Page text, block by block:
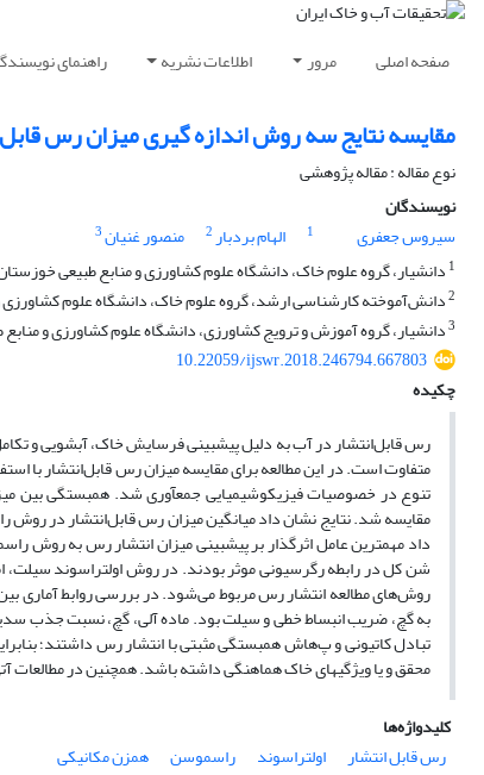
صفحه اصلی مرور اطلاعات نشریه راهنمای
مقایسه نتایج سه روش اندازه گیری میزان رس
نوع مقاله : مقاله پژوهشی
نویسندگان
سیروس جعفری
1 الهام بردبار2 منصور غنیان3
1 دانشیار، گروه علوم خاک، دانشگاه علوم کشاورزی و منابع طبیعی
2دانش‌آموخته کارشناسی ارشد، گروه علوم خاک، دانشگاه علوم کشاورزی و
3دانشیار، گروه آموزش و ترویج کشاورزی، دانشگاه علوم کشاورزی و منابع
10.22059/ijswr.2018.246794.667803
چکیده
رس قابل‌انتشار در آب به دلیل پیش­بینی فرسایش خاک، آبشویی و
متفاوت است. در این مطالعه برای مقایسه میزان رس قابل‌انتشار با
تنوع در خصوصیات فیزیکوشیمیایی جمع­آوری شد. همبستگی بین
داد مهمترین عامل اثرگذار بر پیش­بینی میزان انتشار رس به
شن کل در رابطه رگرسیونی موثر بودند. در روش اولتراسوند سیلت،
روش‌های مطالعه انتشار رس مربوط می‌شود. در بررسی روابط آماری
به گچ، ضریب انبساط خطی و سیلت بود. ماده آلی، گچ، نسبت جذب
تبادل کاتیونی و پ‌هاش همبستگی مثبتی با انتشار رس داشتند؛
محقق و یا ویژگی­های خاک هماهنگی داشته باشد. همچنین در مطالعات
کلیدواژه‌ها
رس قابل انتشار
اولتراسوند راسموسن
همزن مکانیکی